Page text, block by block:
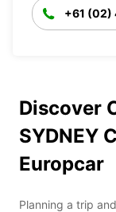
+61 (02)
Discover
SYDNEY
Europcar
Planning a trip